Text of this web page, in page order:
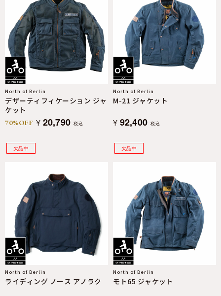
North of Berlin
デザーティフィケーション ジャ
ケット
70%OFF ¥ 20,790 税込
North of Berlin
M-21 ジャケット
¥ 92,400 税込
North of Berlin
ライディング ノース アノラク
North of Berlin
モト65 ジャケット